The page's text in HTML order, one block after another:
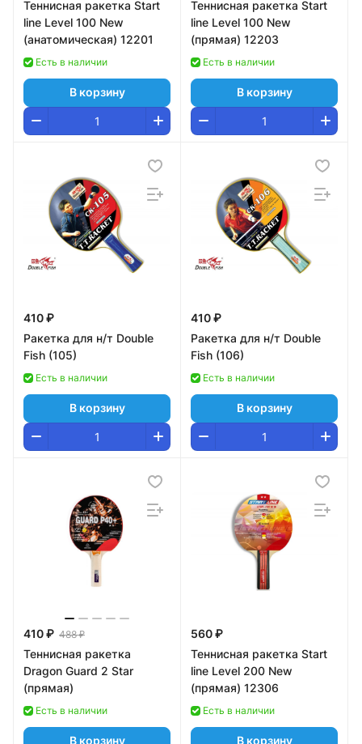
Теннисная ракетка Start
line Level 100 New
(анатомическая) 12201
Есть в наличии
В корзину
Теннисная ракетка Start
line Level 100 New
(прямая) 12203
Есть в наличии
В корзину
410 ₽
Ракетка для н/т Double
Fish (105)
Есть в наличии
В корзину
410 ₽
Ракетка для н/т Double
Fish (106)
Есть в наличии
В корзину
410 ₽ 488 ₽
Теннисная ракетка
Dragon Guard 2 Star
(прямая)
Есть в наличии
В корзину
560 ₽
Теннисная ракетка Start
line Level 200 New
(прямая) 12306
Есть в наличии
В корзину